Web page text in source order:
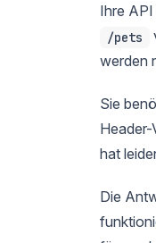
Ihre
/pets
werden
Sie
Header-
hat
Die